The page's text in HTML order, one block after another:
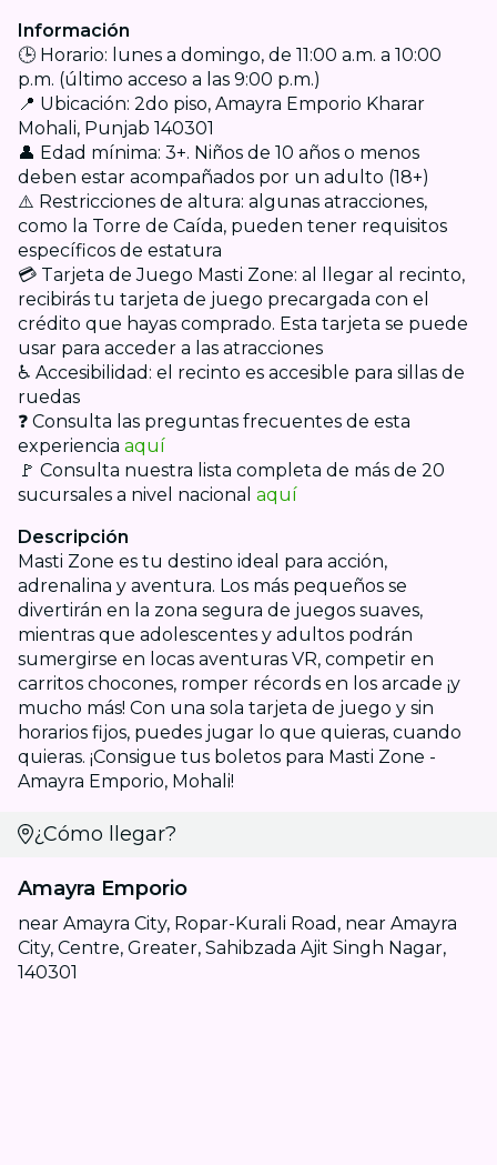
Información
🕒 Horario: lunes a domingo, de 11:00 a.m. a 10:00
p.m. (último acceso a las 9:00 p.m.)
📍 Ubicación: 2do piso, Amayra Emporio Kharar
Mohali, Punjab 140301
👤 Edad mínima: 3+. Niños de 10 años o menos
deben estar acompañados por un adulto (18+)
⚠️ Restricciones de altura: algunas atracciones,
como la Torre de Caída, pueden tener requisitos
específicos de estatura
💳 Tarjeta de Juego Masti Zone: al llegar al recinto,
recibirás tu tarjeta de juego precargada con el
crédito que hayas comprado. Esta tarjeta se puede
usar para acceder a las atracciones
♿ Accesibilidad: el recinto es accesible para sillas de
ruedas
❓ Consulta las preguntas frecuentes de esta
experiencia aquí
🚩 Consulta nuestra lista completa de más de 20
sucursales a nivel nacional aquí
Descripción
Masti Zone es tu destino ideal para acción,
adrenalina y aventura. Los más pequeños se
divertirán en la zona segura de juegos suaves,
mientras que adolescentes y adultos podrán
sumergirse en locas aventuras VR, competir en
carritos chocones, romper récords en los arcade ¡y
mucho más! Con una sola tarjeta de juego y sin
horarios fijos, puedes jugar lo que quieras, cuando
quieras. ¡Consigue tus boletos para Masti Zone -
Amayra Emporio, Mohali!
¿Cómo llegar?
Amayra Emporio
near Amayra City, Ropar-Kurali Road, near Amayra
City, Centre, Greater, Sahibzada Ajit Singh Nagar,
140301